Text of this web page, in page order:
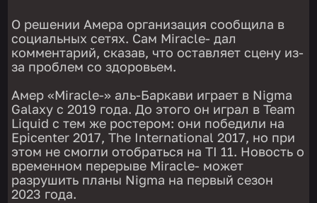
О решении Амера организация сообщила в
социальных сетях. Сам Miracle- дал
комментарий, сказав, что оставляет сцену из-
за проблем со здоровьем.
Амер «Miracle-» аль-Баркави играет в Nigma
Galaxy с 2019 года. До этого он играл в Team
Liquid с тем же ростером: они победили на
Epicenter 2017, The International 2017, но при
этом не смогли отобраться на TI 11. Новость о
временном перерыве Miracle- может
разрушить планы Nigma на первый сезон
2023 года.